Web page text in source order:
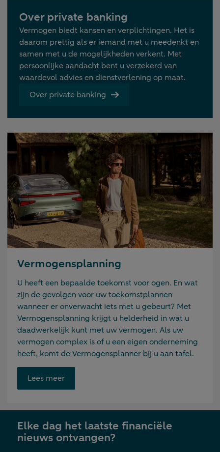
Over private banking
Vermogen biedt kansen en verplichtingen. Het is
daarom prettig als er iemand met u meedenkt en
samen met u de mogelijkheden verkent. Met
persoonlijke aandacht bent u verzekerd van
waardevol advies en dienstverlening op maat.
Over private banking
Vermogensplanning
U heeft een bepaalde toekomst voor ogen. En wat
zijn de gevolgen voor uw toekomstplannen
wanneer er onverwacht iets met u gebeurt? Met
Vermogensplanning krijgt u helderheid in wat u
daadwerkelijk kunt met uw vermogen. Als uw
vermogen complex is of u een eigen onderneming
heeft, komt de Vermogensplanner bij u aan tafel.
Lees meerOpent
link
nieuwe
tab
Elke dag het laatste financiële
nieuws ontvangen?